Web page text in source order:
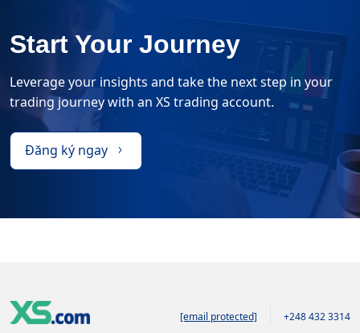
Start Your Journey
Leverage your insights and take the next step in your
trading journey with an XS trading account.
Đăng ký ngay
[email protected] +248 432 3314